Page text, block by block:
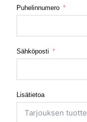
Puhelinnumero
Sähköposti
Lisätietoa